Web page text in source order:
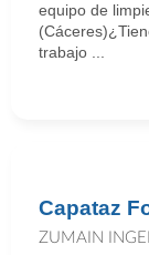
equipo de
trabajo ...
Capataz
ZUMAIN